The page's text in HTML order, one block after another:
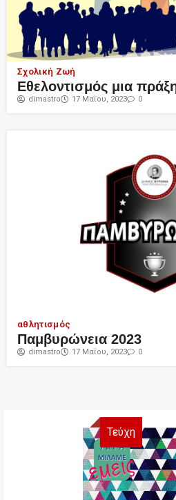
Σχολική Ζωή
Εθελοντισμός μια
dimastro 17 Μαΐου, 2023 0
αθλητισμός
Παμβυρώνεια 2023
dimastro 17 Μαΐου, 2023 0
Τεύχη